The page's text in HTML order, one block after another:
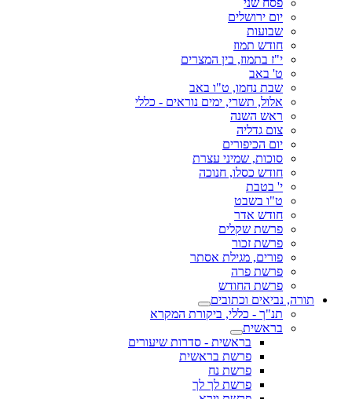
פסח שני
יום ירושלים
שבועות
חודש תמוז
י"ז בתמוז, בין המצרים
ט' באב
שבת נחמו, ט"ו באב
אלול, תשרי, ימים נוראים - כללי
ראש השנה
צום גדליה
יום הכיפורים
סוכות, שמיני עצרת
חודש כסלו, חנוכה
י' בטבת
ט"ו בשבט
חודש אדר
פרשת שקלים
פרשת זכור
פורים, מגילת אסתר
פרשת פרה
פרשת החודש
תורה, נביאים וכתובים
תנ"ך - כללי, ביקורת המקרא
בראשית
בראשית - סדרות שיעורים
פרשת בראשית
פרשת נח
פרשת לך לך